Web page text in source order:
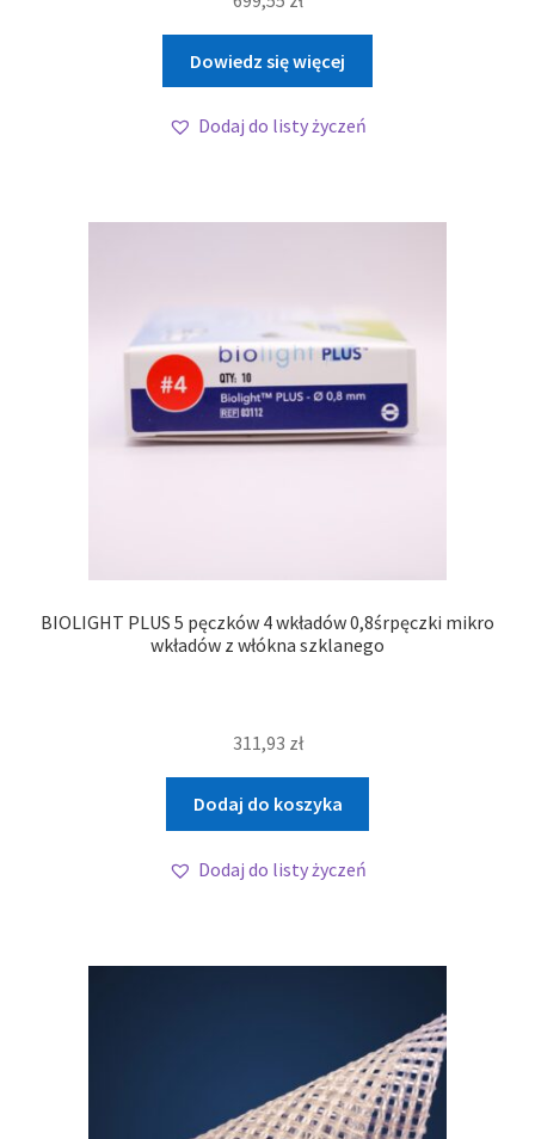
Dowiedz się więcej
Dodaj do listy życzeń
BIOLIGHT PLUS 5 pęczków 4 wkładów 0,8śrpęczki mikro
wkładów z włókna szklanego
311,93 zł
Dodaj do koszyka
Dodaj do listy życzeń